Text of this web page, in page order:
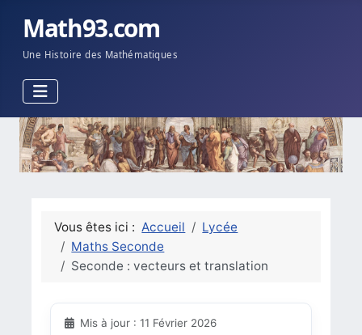
Math93.com
Une Histoire des Mathématiques
Vous êtes ici : Accueil
Lycée
Maths Seconde
Seconde : vecteurs et translation
Mis à jour : 11 Février 2026